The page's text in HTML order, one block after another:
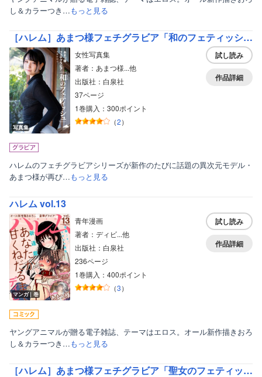
し＆カラーつき…もっと見る
［ハレム］あまつ様フェチグラビア「和のフェティッシュ」【美麗版33P】
写真集
女性写真集
著者：あまつ様...他
出版社：白泉社
37ページ
1巻購入：300ポイント
（2）
試し読み
作品詳細
ハレムのフェチグラビアシリーズが新作のたびに話題の異次元モデル・
あまつ様が再び…もっと見る
ハレム vol.13
マンガ｜巻
青年漫画
著者：ディビ...他
出版社：白泉社
236ページ
1巻購入：400ポイント
（3）
試し読み
作品詳細
ヤングアニマルが贈る電子雑誌、テーマはエロス。オール新作描きおろ
し＆カラーつき…もっと見る
［ハレム］あまつ様フェチグラビア「聖女のフェティッシュ」【美麗版32P】